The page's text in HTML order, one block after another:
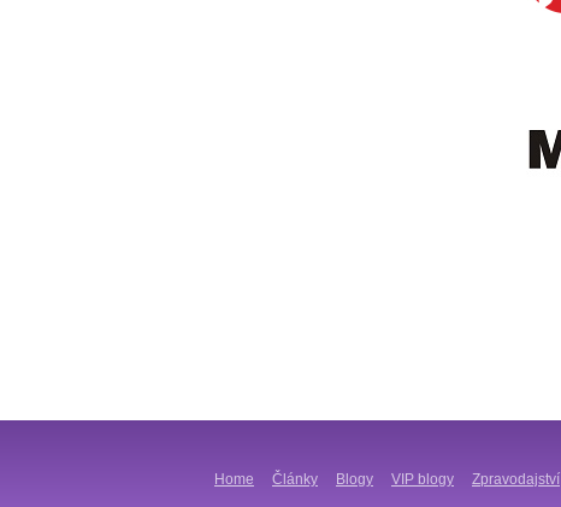
Home Články Blogy VIP blogy Zpravodajství